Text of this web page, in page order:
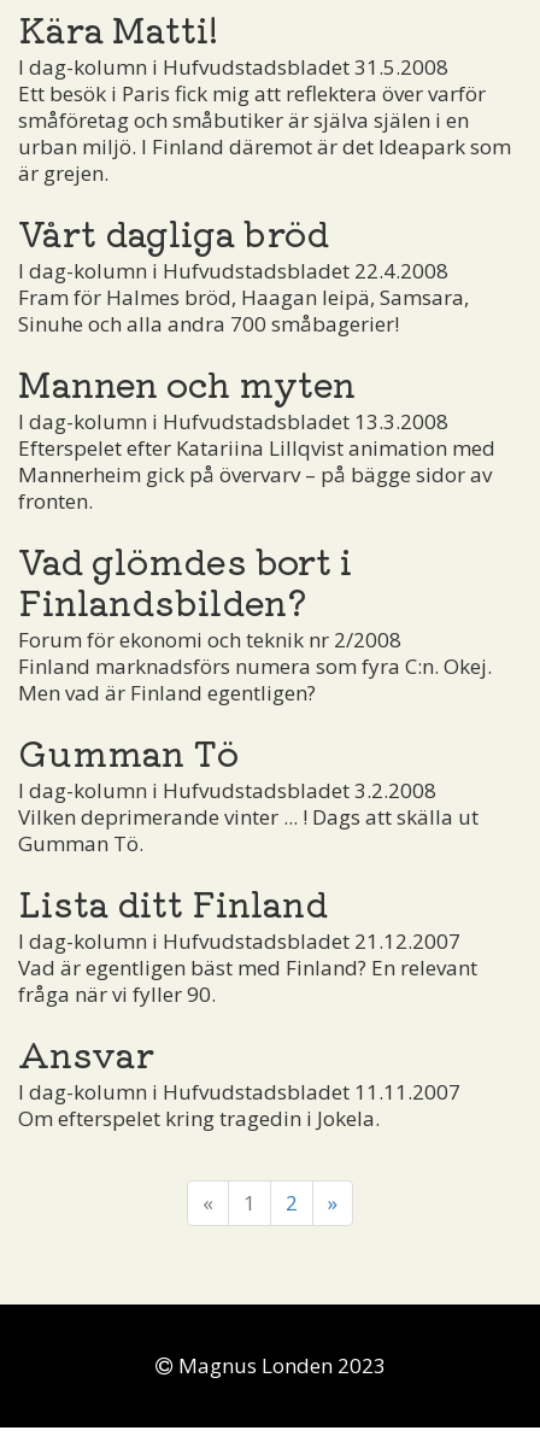
Kära Matti!
I dag-kolumn i Hufvudstadsbladet 31.5.2008
Ett besök i Paris fick mig att reflektera över varför
småföretag och småbutiker är själva själen i en
urban miljö. I Finland däremot är det Ideapark som
är grejen.
Vårt dagliga bröd
I dag-kolumn i Hufvudstadsbladet 22.4.2008
Fram för Halmes bröd, Haagan leipä, Samsara,
Sinuhe och alla andra 700 småbagerier!
Mannen och myten
I dag-kolumn i Hufvudstadsbladet 13.3.2008
Efterspelet efter Katariina Lillqvist animation med
Mannerheim gick på övervarv – på bägge sidor av
fronten.
Vad glömdes bort i
Finlandsbilden?
Forum för ekonomi och teknik nr 2/2008
Finland marknadsförs numera som fyra C:n. Okej.
Men vad är Finland egentligen?
Gumman Tö
I dag-kolumn i Hufvudstadsbladet 3.2.2008
Vilken deprimerande vinter ... ! Dags att skälla ut
Gumman Tö.
Lista ditt Finland
I dag-kolumn i Hufvudstadsbladet 21.12.2007
Vad är egentligen bäst med Finland? En relevant
fråga när vi fyller 90.
Ansvar
I dag-kolumn i Hufvudstadsbladet 11.11.2007
Om efterspelet kring tragedin i Jokela.
« 1 2 »
Magnus Londen 2023